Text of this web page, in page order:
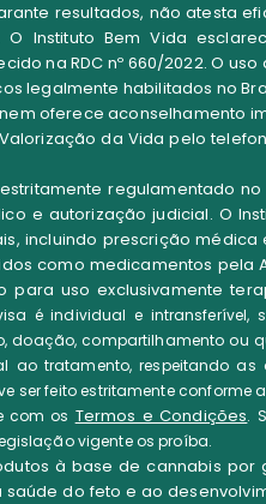
resultados, não atesta
O Instituto Bem Vida
naRDC nº 660/2022. O
legalmente habilitados no
oferece aconselhamento
da Vida pelo
regulamentado
e autorização judicial. O
incluindo prescrição médica
como medicamentos
para uso exclusivamente
é individual e
doação, compartilhamento ou
ao tratamento, respeitando
ser feito estritamente
com os Termos e Condições.
vigente os proíba.
à base de cannabis por
do feto e ao